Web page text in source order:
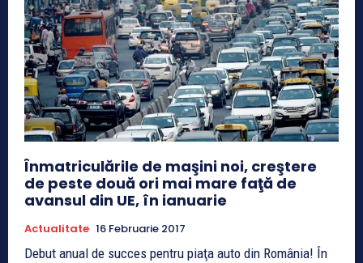
Înmatriculările de maşini noi, creştere
de peste două ori mai mare faţă de
avansul din UE, în ianuarie
Actualitate 16 Februarie 2017
Debut anual de succes pentru piaţa auto din România! În